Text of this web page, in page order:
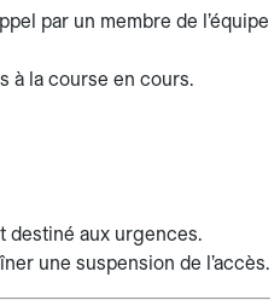
par un membre de l’équipe
à la course en cours.
destiné aux urgences.
une suspension de l’accès.